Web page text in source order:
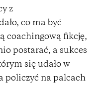
z
co ma być
coachingową fikcję,
postarać, a sukces
się udało w
policzyć na palcach